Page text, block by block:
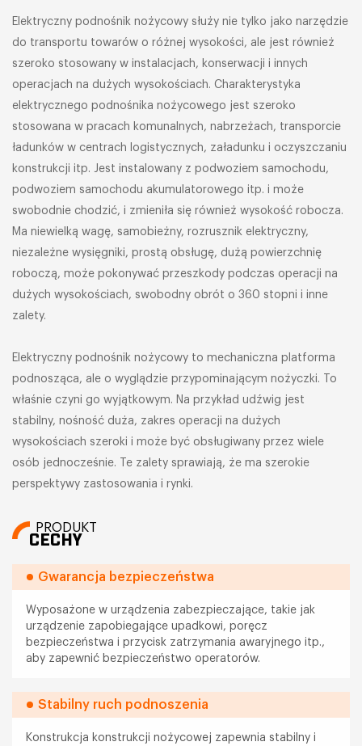
Elektryczny podnośnik nożycowy służy nie tylko jako narzędzie
do transportu towarów o różnej wysokości, ale jest również
szeroko stosowany w instalacjach, konserwacji i innych
operacjach na dużych wysokościach. Charakterystyka
elektrycznego podnośnika nożycowego jest szeroko
stosowana w pracach komunalnych, nabrzeżach, transporcie
ładunków w centrach logistycznych, załadunku i oczyszczaniu
konstrukcji itp. Jest instalowany z podwoziem samochodu,
podwoziem samochodu akumulatorowego itp. i może
swobodnie chodzić, i zmieniła się również wysokość robocza.
Ma niewielką wagę, samobieżny, rozrusznik elektryczny,
niezależne wysięgniki, prostą obsługę, dużą powierzchnię
roboczą, może pokonywać przeszkody podczas operacji na
dużych wysokościach, swobodny obrót o 360 stopni i inne
zalety.
Elektryczny podnośnik nożycowy to mechaniczna platforma
podnosząca, ale o wyglądzie przypominającym nożyczki. To
właśnie czyni go wyjątkowym. Na przykład udźwig jest
stabilny, nośność duża, zakres operacji na dużych
wysokościach szeroki i może być obsługiwany przez wiele
osób jednocześnie. Te zalety sprawiają, że ma szerokie
perspektywy zastosowania i rynki.
PRODUKT
CECHY
Gwarancja bezpieczeństwa
Wyposażone w urządzenia zabezpieczające, takie jak
urządzenie zapobiegające upadkowi, poręcz
bezpieczeństwa i przycisk zatrzymania awaryjnego itp.,
aby zapewnić bezpieczeństwo operatorów.
Stabilny ruch podnoszenia
Konstrukcja konstrukcji nożycowej zapewnia stabilny i